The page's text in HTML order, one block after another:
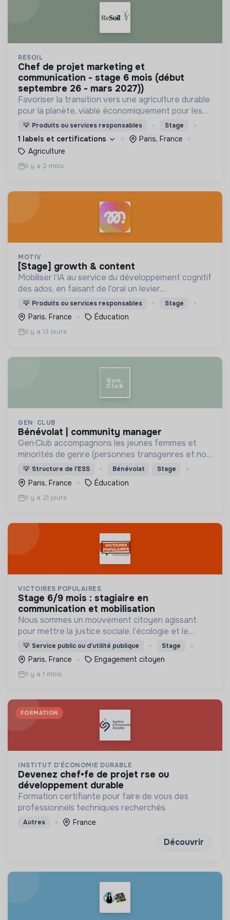
RESOIL
chef de projet marketing et
communication - stage 6 mois (début
septembre 26 - mars 2027))
Favoriser la transition vers une agriculture durable
pour la planète, viable économiquement pour les
agriculteurs, comprise par tous et impliquant
activement l’ensemble des parties prenantes
💡 Produits ou services responsables Stage
1 labels et certifications
Paris, France
Agriculture
Il y a 2 mois
MOTIV
[stage] growth & content
Mobiliser l’IA au service du développement cognitif
des ados, en faisant de l'oral un levier
d'émancipation pour toute une génération !
💡 Produits ou services responsables Stage
Paris, France Éducation
Il y a 13 jours
GEN· CLUB
bénévolat | community manager
Gen·Club accompagnons les jeunes femmes et
minorités de genre (personnes transgenres et non
binaires), âgées entre 15 et 25 ans, dans leur
orientation et insertion professionnelle.
💡 Structure de l’ESS Bénévolat Stage
Paris, France Éducation
Il y a 21 jours
VICTOIRES POPULAIRES
stage 6/9 mois : stagiaire en
communication et mobilisation
Nous sommes un mouvement citoyen agissant
pour mettre la justice sociale, l’écologie et le
renouveau démocratique au pouvoir à tous les
échelons politiques.
www.victoirespopulaires.fr/nous-connaitre/
💡 Service public ou d’utilité publique Stage
Paris, France Engagement citoyen
Il y a 1 mois
FORMATION
INSTITUT D'ÉCONOMIE DURABLE
devenez chef•fe de projet rse ou
développement durable
Formation certifiante pour faire de vous des
professionnels techniques recherchés
Autres France
Découvrir